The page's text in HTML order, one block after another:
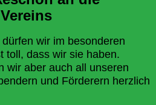
wir im besonderen
toll, dass wir sie haben.
wir aber auch all unseren
und Förderern herzlich